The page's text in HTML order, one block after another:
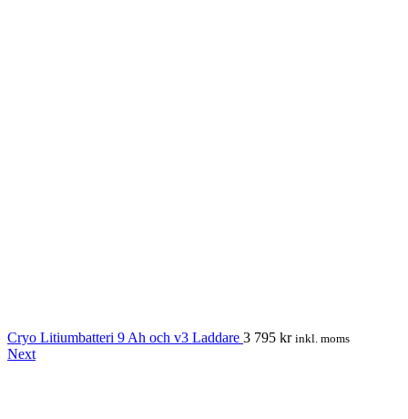
Cryo Litiumbatteri 9 Ah och v3 Laddare 3 795 kr inkl. moms
Next